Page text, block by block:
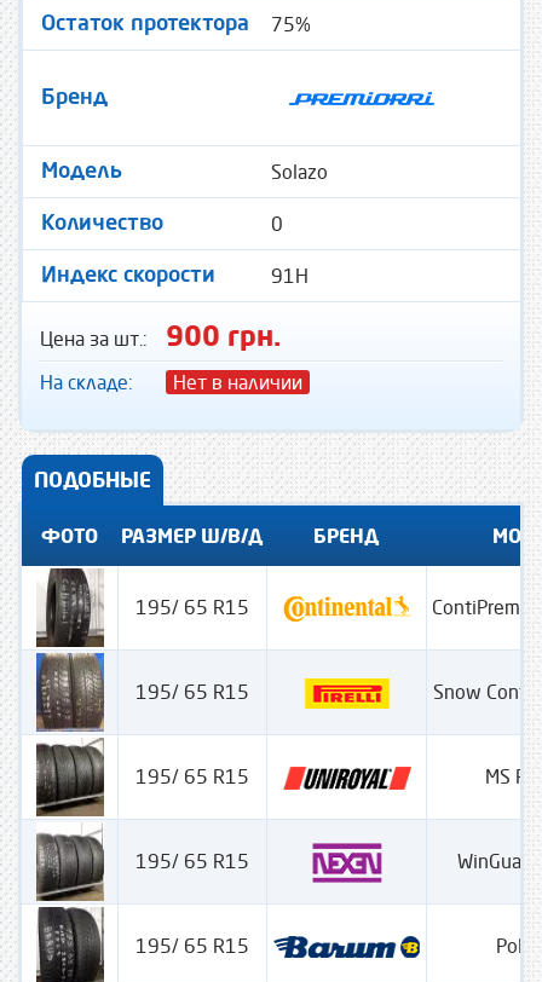
Остаток протектора 75%
Бренд
Модель Solazo
Количество 0
Индекс скорости 91H
Цена за шт.: 900 грн.
На складе: Нет в наличии
ПОДОБНЫЕ
ФОТО РАЗМЕР Ш/В/Д БРЕНД
195/ 65 R15
195/ 65 R15 Snow
195/ 65 R15 MS
195/ 65 R15
195/ 65 R15